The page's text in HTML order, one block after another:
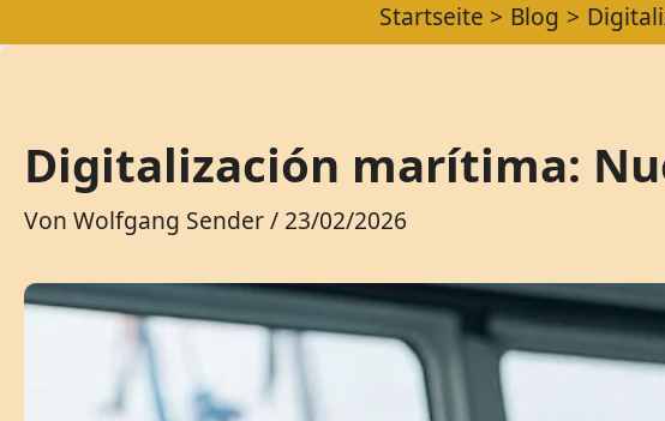
Startseite
Blog
Digitalización marítima:
Von Wolfgang Sender/ 23/02/2026